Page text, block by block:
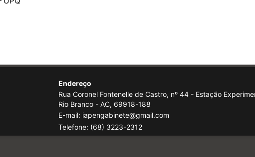
Endereço
Rua Coronel Fontenelle de Castro, nº 44 - Estação
Rio Branco - AC, 69918-188
E-mail: iapengabinete@gmail.com
Telefone: (68) 3223-2312